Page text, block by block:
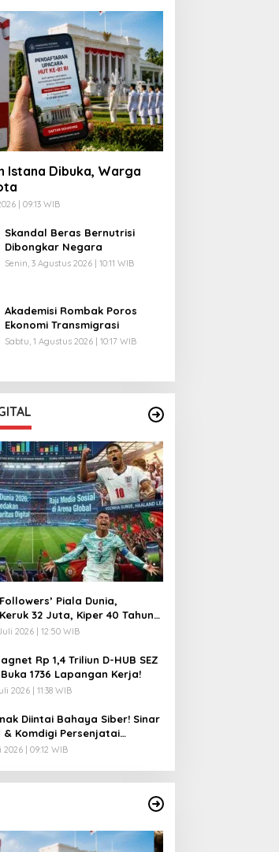
Istana Dibuka, Warga
| 09:13 WIB
Skandal Beras Bernutrisi
Dibongkar Negara
Senin, 3 Agustus 2026 | 10:11 WIB
Akademisi Rombak Poros
Ekonomi Transmigrasi
Sabtu, 1 Agustus 2026 | 10:17 WIB
Piala Dunia,
32 Juta, Kiper 40 Tahun
2026 | 12:50 WIB
Rp 1,4 Triliun D-HUB SEZ
1736 Lapangan Kerja!
2026 | 11:38 WIB
Diintai Bahaya Siber! Sinar
& Komdigi Persenjatai
2026 | 09:12 WIB